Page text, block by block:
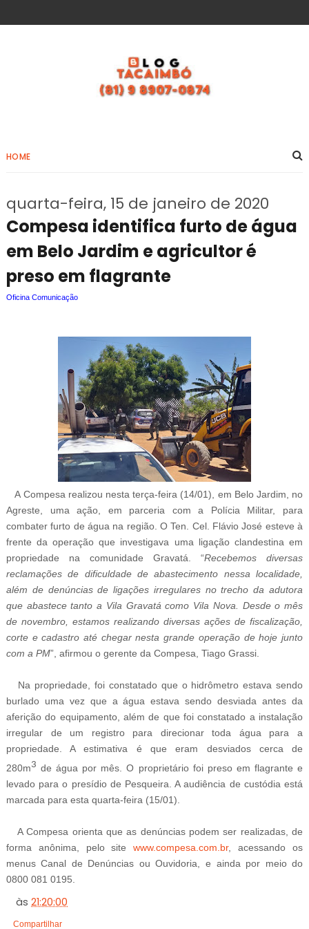
HOME
quarta-feira, 15 de janeiro de 2020
Compesa identifica furto de água
em Belo Jardim e agricultor é
preso em flagrante
Oficina Comunicação
A Compesa realizou nesta terça-feira (14/01), em Belo Jardim, no
Agreste, uma ação, em parceria com a Polícia Militar, para
combater furto de água na região. O Ten. Cel. Flávio José esteve à
frente da operação que investigava uma ligação clandestina em
propriedade na comunidade Gravatá. “Recebemos diversas
reclamações de dificuldade de abastecimento nessa localidade,
além de denúncias de ligações irregulares no trecho da adutora
que abastece tanto a Vila Gravatá como Vila Nova. Desde o mês
de novembro, estamos realizando diversas ações de fiscalização,
corte e cadastro até chegar nesta grande operação de hoje junto
com a PM”, afirmou o gerente da Compesa, Tiago Grassi.
Na propriedade, foi constatado que o hidrômetro estava sendo
burlado uma vez que a água estava sendo desviada antes da
aferição do equipamento, além de que foi constatado a instalação
irregular de um registro para direcionar toda água para a
propriedade. A estimativa é que eram desviados cerca de
280m3 de água por mês. O proprietário foi preso em flagrante e
levado para o presídio de Pesqueira. A audiência de custódia está
marcada para esta quarta-feira (15/01).
A Compesa orienta que as denúncias podem ser realizadas, de
forma anônima, pelo sitewww.compesa.com.br, acessando os
menus Canal de Denúncias ou Ouvidoria, e ainda por meio do
0800 081 0195.
às21:20:00
Compartilhar